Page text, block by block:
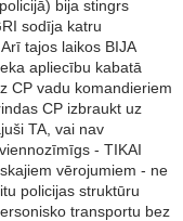
apliecību kabatā
CP izbraukt uz
TA, vai nav
policijas struktūru